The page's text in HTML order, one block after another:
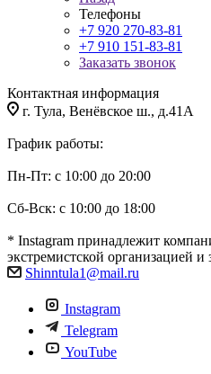
Телефоны
+7 920 270-83-81
+7 910 151-83-81
Заказать звонок
Контактная информация
г. Тула, Венёвское ш., д.41А
График работы:
Пн-Пт: с 10:00 до 20:00
Сб-Вск: с 10:00 до 18:00
* Instagram принадлежит
экстремистской организацией
Shinntula1@mail.ru
Instagram
Telegram
YouTube